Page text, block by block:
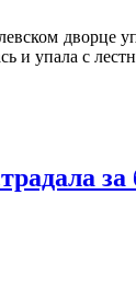
дворце
и упала с
за